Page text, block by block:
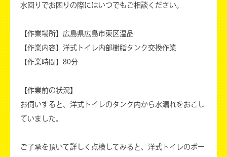
水回りでお困りの際にはいつでもご相談ください。
【作業場所】広島県広島市東区温品
【作業内容】洋式トイレ内部樹脂タンク交換作業
【作業時間】80分
【作業前の状況】
お伺いすると、洋式トイレのタンク内から水漏れをおこし
ていました。
ご了承を頂いて詳しく点検してみると、洋式トイレのボー